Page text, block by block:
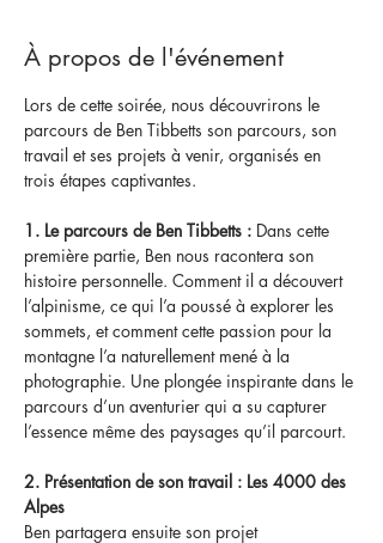
À propos de l'événement
Lors de cette soirée, nous découvrirons le
parcours de Ben Tibbetts son parcours, son
travail et ses projets à venir, organisés en
trois étapes captivantes.
1. Le parcours de Ben Tibbetts : Dans cette
première partie, Ben nous racontera son
histoire personnelle. Comment il a découvert
l’alpinisme, ce qui l’a poussé à explorer les
sommets, et comment cette passion pour la
montagne l’a naturellement mené à la
photographie. Une plongée inspirante dans le
parcours d’un aventurier qui a su capturer
l’essence même des paysages qu’il parcourt.
2. Présentation de son travail : Les 4000 des
Alpes
Ben partagera ensuite son projet